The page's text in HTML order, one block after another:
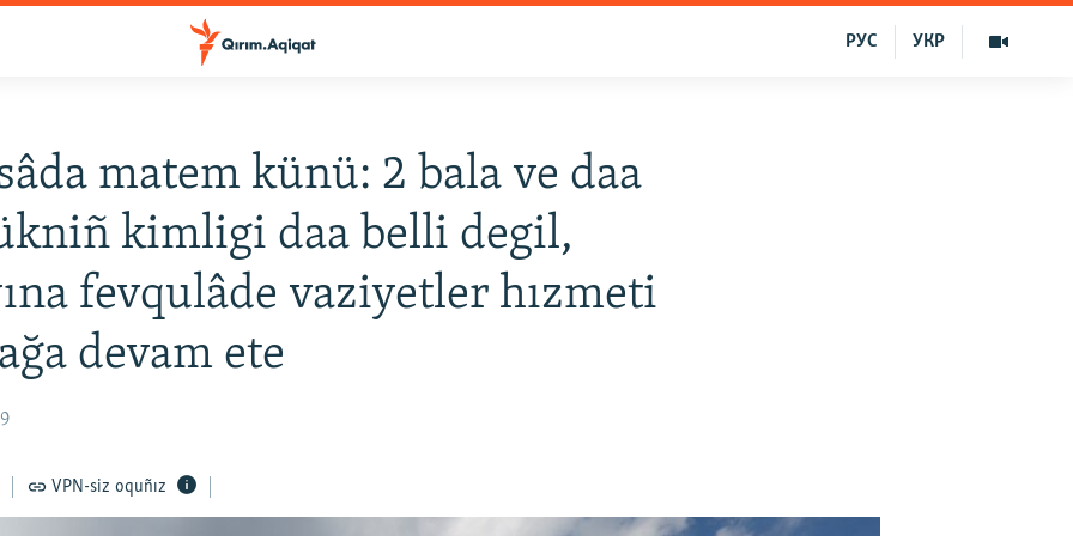
УКР
РУС
matem künü: 2 bala ve daa
kimligi daa belli degil,
fevqulâde vaziyetler hızmeti
devam ete
VPN-siz oquñız